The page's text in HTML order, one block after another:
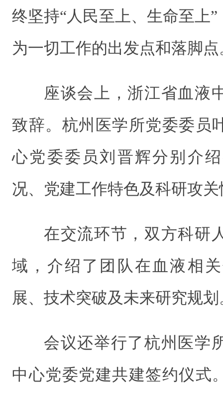
终坚持“人民至上、生命至上
为一切工作的出发点和落脚点
座谈会上，浙江省血液
致辞。杭州医学所党委委员
心党委委员刘晋辉分别介
况、党建工作特色及科研攻
在交流环节，双方科研
域，介绍了团队在血液相
展、技术突破及未来研究规划
会议还举行了杭州医学
中心党委党建共建签约仪式